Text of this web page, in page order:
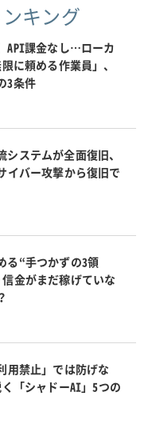
キング
API課金なし…ローカ
に頼める作業員」、
3条件
システムが全面復旧、
イバー攻撃から復旧で
る“手つかずの3領
金がまだ稼げていな
用禁止」では防げな
「シャドーAI」5つの